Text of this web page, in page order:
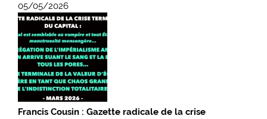
05/05/2026
Francis Cousin : Gazette radicale de la crise